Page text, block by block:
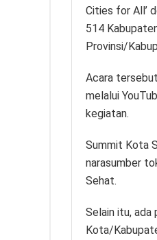
Cities for All’
514
Provinsi/
Acara
melalui
kegiatan.
Summit Kota
narasumber
Sehat.
Selain itu, ada
Kota/